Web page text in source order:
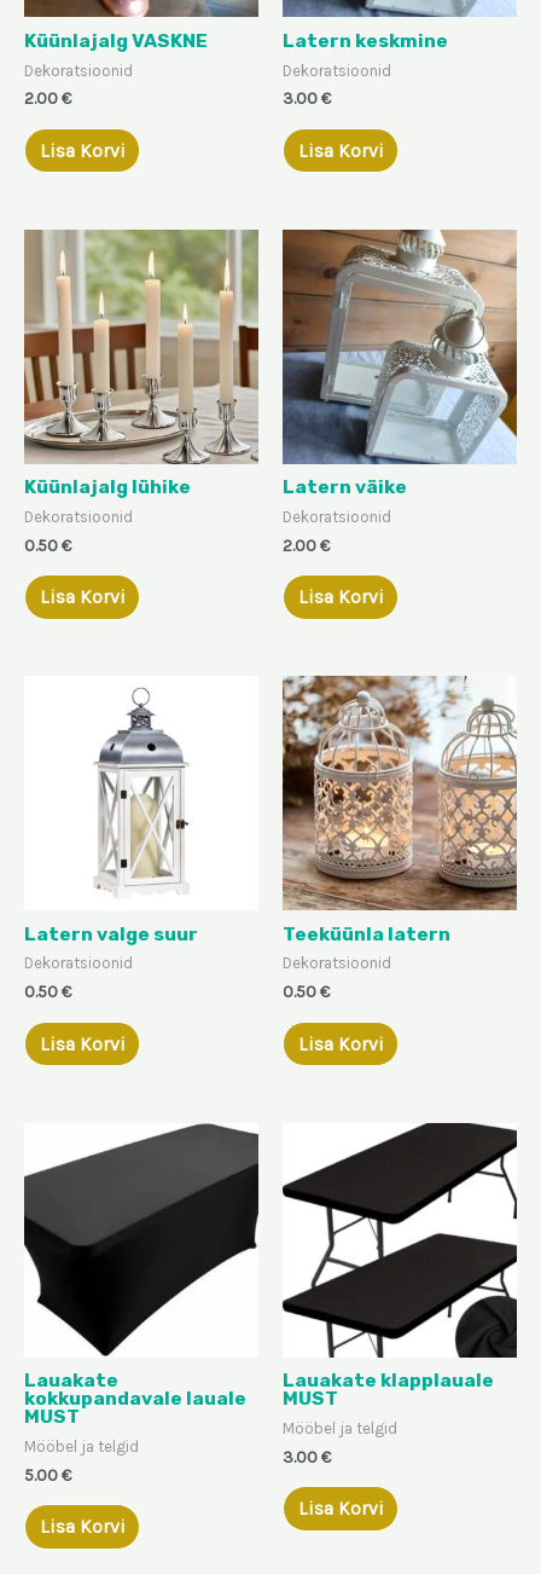
Küünlajalg VASKNE
Dekoratsioonid
2.00€
Lisa Korvi
Latern keskmine
Dekoratsioonid
3.00€
Lisa Korvi
Küünlajalg lühike
Dekoratsioonid
0.50€
Lisa Korvi
Latern väike
Dekoratsioonid
2.00€
Lisa Korvi
Latern valge suur
Dekoratsioonid
0.50€
Lisa Korvi
Teeküünla latern
Dekoratsioonid
0.50€
Lisa Korvi
Lauakate
kokkupandavale lauale
MUST
Mööbel ja telgid
5.00€
Lisa Korvi
Lauakate klapplauale
MUST
Mööbel ja telgid
3.00€
Lisa Korvi